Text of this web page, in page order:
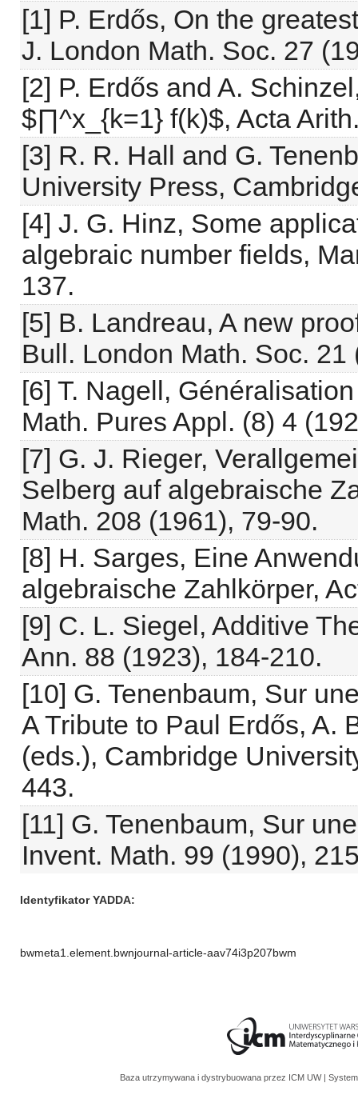
[1] P. Erdős, On the
J. London Math. Soc. 27
[2] P. Erdős and A.
$∏^x_{k=1} f(k)$, Acta
[3] R. R. Hall and G.
University Press,
[4] J. G. Hinz, Some
algebraic number fields,
137.
[5] B. Landreau, A new
Bull. London Math. Soc. 21
[6] T. Nagell,
Math. Pures Appl. (8) 4
[7] G. J. Rieger,
Selberg auf algebraische
Math. 208 (1961), 79-90.
[8] H. Sarges, Eine
algebraische Zahlkörper,
[9] C. L. Siegel, Additive
Ann. 88 (1923), 184-210.
[10] G. Tenenbaum, Sur
A Tribute to Paul Erdős, A.
(eds.), Cambridge
443.
[11] G. Tenenbaum, Sur
Invent. Math. 99 (1990),
Identyfikator YADDA
bwmeta1.element.bwnjournal-article-aav74i3p207bwm
Baza utrzymywana i dystrybuowana przez ICM UW |